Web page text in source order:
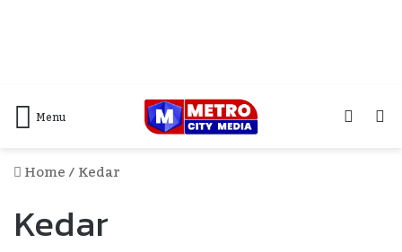
Menu
Log
Home/Kedar
Kedar